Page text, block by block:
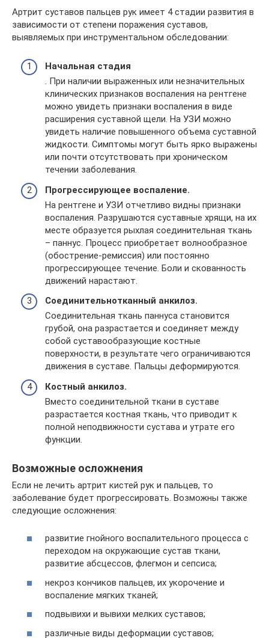
Артрит суставов пальцев рук имеет 4 стадии развития в
зависимости от степени поражения суставов,
выявляемых при инструментальном обследовании:
Начальная стадия
. При наличии выраженных или незначительных
клинических признаков воспаления на рентгене
можно увидеть признаки воспаления в виде
расширения суставной щели. На УЗИ можно
увидеть наличие повышенного объема суставной
жидкости. Симптомы могут быть ярко выражены
или почти отсутствовать при хроническом
течении заболевания.
Прогрессирующее воспаление.
На рентгене и УЗИ отчетливо видны признаки
воспаления. Разрушаются суставные хрящи, на их
месте образуется рыхлая соединительная ткань
– паннус. Процесс приобретает волнообразное
(обострение-ремиссия) или постоянно
прогрессирующее течение. Боли и скованность
движений нарастают.
Соединительнотканный анкилоз.
Соединительная ткань паннуса становится
грубой, она разрастается и соединяет между
собой суставообразующие костные
поверхности, в результате чего ограничиваются
движения в суставе. Пальцы деформируются.
Костный анкилоз.
Вместо соединительной ткани в суставе
разрастается костная ткань, что приводит к
полной неподвижности сустава и утрате его
функции.
Возможные осложнения
Если не лечить артрит кистей рук и пальцев, то
заболевание будет прогрессировать. Возможны также
следующие осложнения:
развитие гнойного воспалительного процесса с
переходом на окружающие сустав ткани,
развитие абсцессов, флегмон и сепсиса;
некроз кончиков пальцев, их укорочение и
воспаление мягких тканей;
подвывихи и вывихи мелких суставов;
различные виды деформации суставов;